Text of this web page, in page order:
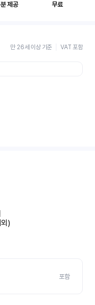
제공 무료
만 26세 이상 기준 VAT 포함
)
포함